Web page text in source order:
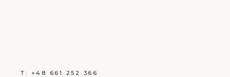
T: +48 661 252 366